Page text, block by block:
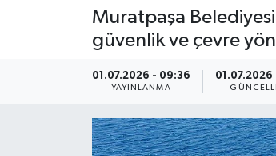
Muratpaşa
güvenlik ve çevre
01.07.2026 - 09:36
YAYINLANMA
01.07.2026
Tüm Manşetler